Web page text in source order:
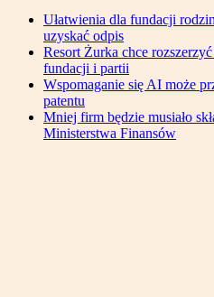
Ułatwienia dla fundacji
uzyskać odpis
Resort Żurka chce
fundacji i partii
Wspomaganie się AI może
patentu
Mniej firm będzie musiało
Ministerstwa Finansów